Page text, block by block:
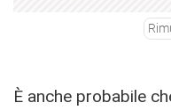
È anche probabile